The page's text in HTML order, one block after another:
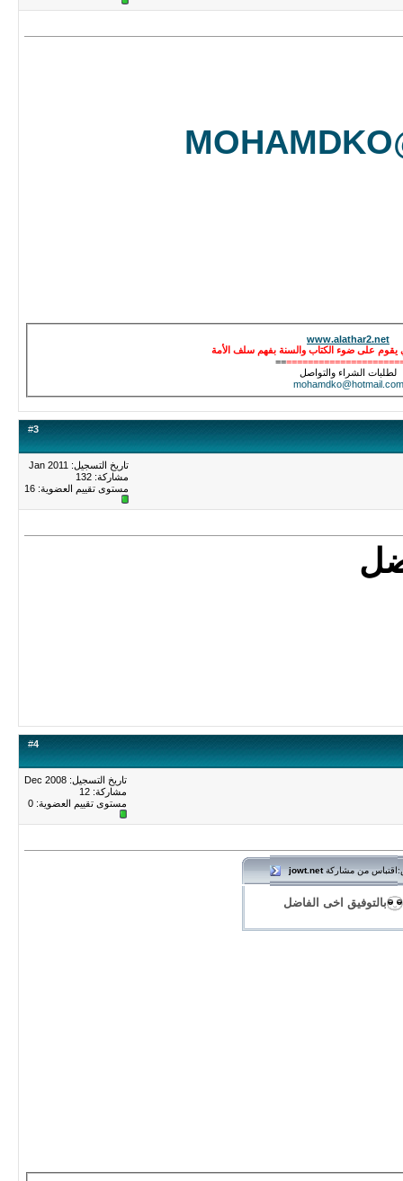
www.alathar2.net
على ضوء الكتاب والسنة بفهم سلف الأمة
==
لطلبات الشراء والتواصل
mohamdko@hotmail.com
#3
تاريخ التسجيل: Jan 2011
مشاركة: 132
مستوى تقييم العضوية: 16
#4
تاريخ التسجيل: Dec 2008
مشاركة: 12
مستوى تقييم العضوية: 0
اقتباس من مشاركةjowt.net
بالتوفيق اخى الفاضل